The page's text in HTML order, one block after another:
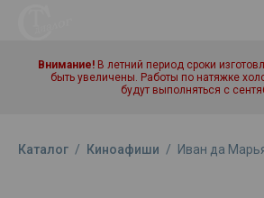
Внимание! В летний период сроки
быть увеличены. Работы по натяжке
будут выполняться с
Каталог / Киноафиши / Иван да